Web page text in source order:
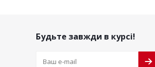
Будьте завжди в курсі!